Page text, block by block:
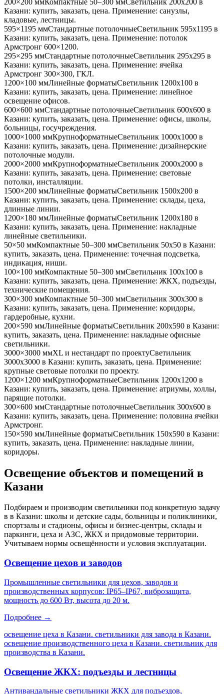
Казани: купить, заказать, цена. Применение: санузлы,
кладовые, лестницы.
595×1195 ммСтандартные потолочныеСветильник 595x1195 в
Казани: купить, заказать, цена. Применение: потолок
Армстронг 600×1200.
295×295 ммСтандартные потолочныеСветильник 295x295 в
Казани: купить, заказать, цена. Применение: ячейка
Армстронг 300×300, ГКЛ.
1200×100 ммЛинейные форматыСветильник 1200x100 в
Казани: купить, заказать, цена. Применение: линейное
освещение офисов.
600×600 ммСтандартные потолочныеСветильник 600x600 в
Казани: купить, заказать, цена. Применение: офисы, школы,
больницы, госучреждения.
1000×1000 ммКрупноформатныеСветильник 1000x1000 в
Казани: купить, заказать, цена. Применение: дизайнерские
потолочные модули.
2000×2000 ммКрупноформатныеСветильник 2000x2000 в
Казани: купить, заказать, цена. Применение: световые
потолки, инсталляции.
1500×200 ммЛинейные форматыСветильник 1500x200 в
Казани: купить, заказать, цена. Применение: склады, цеха,
длинные линии.
1200×180 ммЛинейные форматыСветильник 1200x180 в
Казани: купить, заказать, цена. Применение: накладные
линейные светильники.
50×50 ммКомпактные 50–300 ммСветильник 50x50 в Казани:
купить, заказать, цена. Применение: точечная подсветка,
индикация, ниши.
100×100 ммКомпактные 50–300 ммСветильник 100x100 в
Казани: купить, заказать, цена. Применение: ЖКХ, подъезды,
технические помещения.
300×300 ммКомпактные 50–300 ммСветильник 300x300 в
Казани: купить, заказать, цена. Применение: коридоры,
гардеробные, кухни.
200×590 ммЛинейные форматыСветильник 200x590 в Казани:
купить, заказать, цена. Применение: накладные офисные
светильники.
3000×3000 ммXL и нестандарт по проектуСветильник
3000x3000 в Казани: купить, заказать, цена. Применение:
крупные световые потолки по проекту.
1200×1200 ммКрупноформатныеСветильник 1200x1200 в
Казани: купить, заказать, цена. Применение: атриумы, холлы,
парящие потолки.
300×600 ммСтандартные потолочныеСветильник 300x600 в
Казани: купить, заказать, цена. Применение: половина ячейки
Армстронг.
150×590 ммЛинейные форматыСветильник 150x590 в Казани:
купить, заказать, цена. Применение: накладные линии,
коридоры.
Освещение объектов и помещений в
Казани
Подбираем и производим светильники под конкретную задачу
в в Казани: школы и детские сады, больницы и поликлиники,
спортзалы и стадионы, офисы и бизнес-центры, склады и
паркинги, цеха и АЗС, ЖКХ и придомовые территории.
Учитываем нормы освещённости и условия эксплуатации.
Освещение цехов и заводов
Промышленные светильники для цехов, заводов и
производственных корпусов: IP65–IP67, виброзащита,
мощность до 600 Вт, высота до 20 м.
Подробнее →
освещение цеха в Казани. светильники для завода в Казани.
освещение производственного цеха в Казани. светильник для
производства в Казани.
Освещение ЖКХ: подъезды и лестницы
Антивандальные светильники ЖКХ для подъездов,